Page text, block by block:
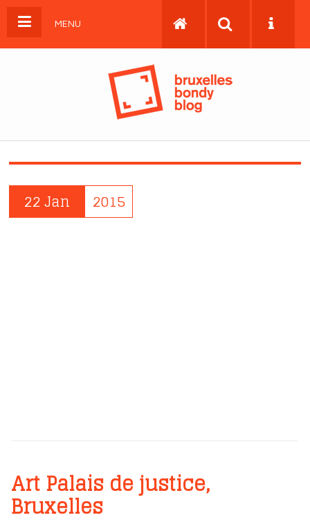
MENU
22 Jan 2015
Art Palais de justice,
Bruxelles